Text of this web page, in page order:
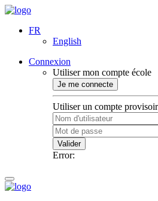
FR
English
Connexion
Utiliser mon compte école
Je me connecte
Utiliser un compte
Valider
Error: